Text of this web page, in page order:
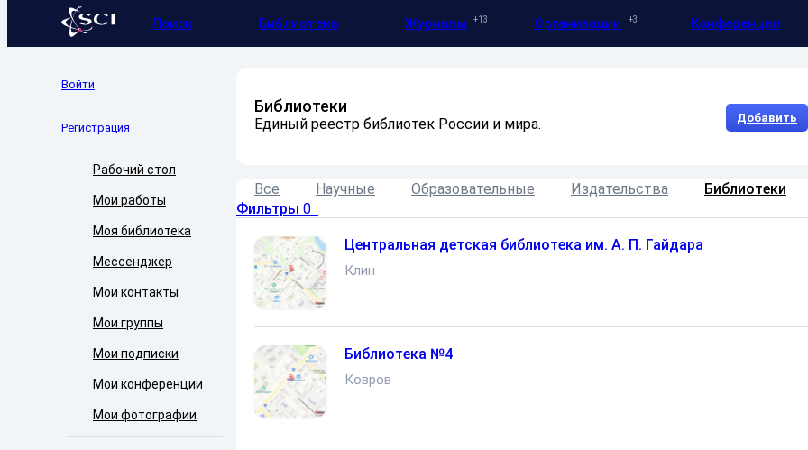
Поиск Библиотека Журналы 13 Организации 3 Конференции
Войти
Регистрация
Рабочий стол
Мои работы
Моя библиотека
Мессенджер
Мои контакты
Мои группы
Мои подписки
Мои конференции
Мои фотографии
Библиотеки
Единый реестр библиотек России и мира. Добавить
Все Научные Образовательные Издательства
Библиотеки
Фильтры 0
Центральная детская библиотека им. А. П. Гайдара
Клин
Библиотека №4
Ковров